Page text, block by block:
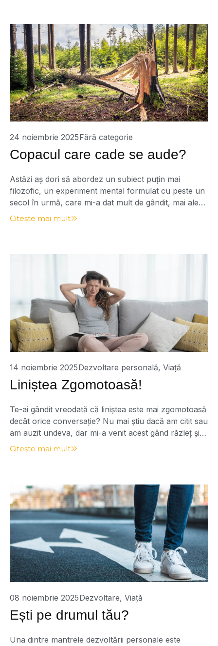
24 noiembrie 2025Fără categorie
Copacul care cade se aude?
Astăzi aș dori să abordez un subiect puțin mai
filozofic, un experiment mental formulat cu peste un
secol în urmă, care mi-a dat mult de gândit, mai ales
în legătură cu viața noastră de zi cu zi. Întrebarea
este simplă doar în aparență: „Când un copac cade
Citește mai mult
14 noiembrie 2025Dezvoltare personală, Viață
Liniștea Zgomotoasă!
Te-ai gândit vreodată că liniștea este mai zgomotoasă
decât orice conversație? Nu mai știu dacă am citit sau
am auzit undeva, dar mi-a venit acest gând răzleț și
am stat să cuget. Așa este! În liniște începi să te auzi
pe tine. Este momentul când îți asculți gândurile, și nu
Citește mai mult
08 noiembrie 2025Dezvoltare, Viață
Ești pe drumul tău?
Una dintre mantrele dezvoltării personale este